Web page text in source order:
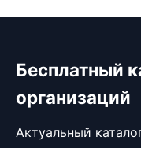
Бесплатный
организаций
Актуальный